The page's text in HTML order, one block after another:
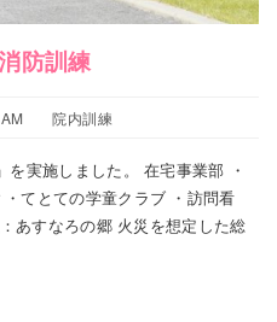
防訓練
院内訓練
実施しました。 在宅事業部 ・
てとての学童クラブ ・訪問看
あすなろの郷 火災を想定した総